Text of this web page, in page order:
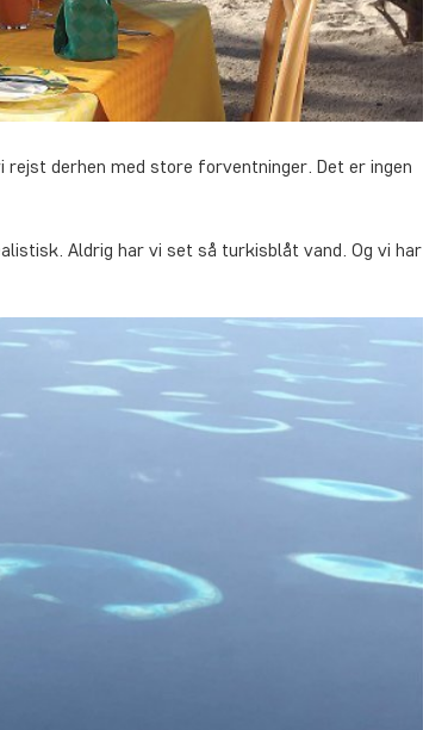
derhen med store forventninger. Det er ingen
Aldrig har vi set så turkisblåt vand. Og vi har